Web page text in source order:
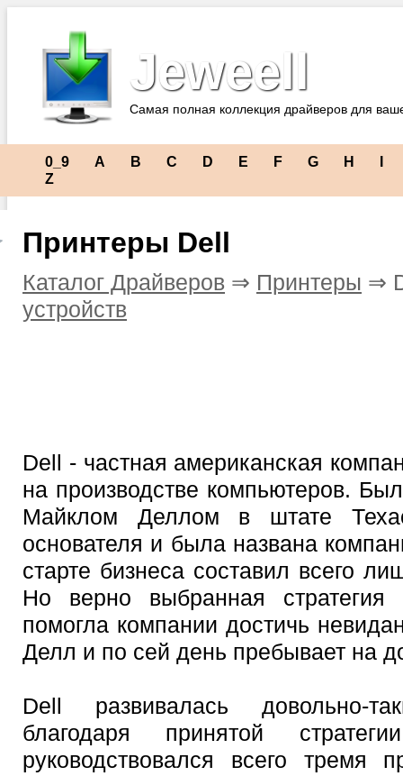
Jeweell
Самая полная коллекция драйверов для
0_9 A B C D E F G H
Z
Принтеры Dell
Каталог Драйверов ⇒ Принтеры ⇒
устройств
Dell - частная американская
на производстве компьютеров.
Майклом Деллом в штате
основателя и была названа
старте бизнеса составил всего
Но верно выбранная стратегия
помогла компании достичь
Делл и по сей день пребывает на
Dell развивалась довольно-
благодаря принятой
руководствовался всего тремя